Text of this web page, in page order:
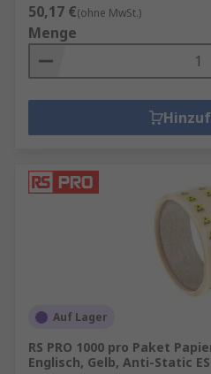
50,17 €(ohne MwSt.)
Menge
Auf Lager
RS PRO 1000 pro Paket
Englisch, Gelb, Anti-Static